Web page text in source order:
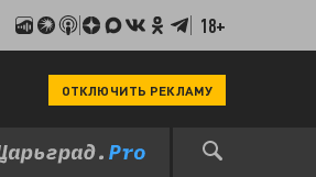
18+
ОТКЛЮЧИТЬ РЕКЛАМУ